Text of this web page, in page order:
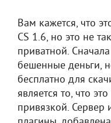
Вам кажется, что
CS 1.6, но это не
приватной.
бешенные деньги,
бесплатно для
является то, что
привязкой.